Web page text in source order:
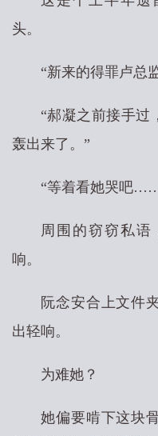
头。
“新来的得罪卢总
“郝凝之前接手过
轰出来了。”
“等着看她哭吧
周围的窃窃私语
响。
阮念安合上文件
出轻响。
为难她？
她偏要啃下这块